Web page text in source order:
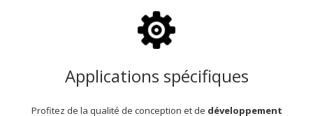
Applications spécifiques
Profitez de la qualité de conception et de développement